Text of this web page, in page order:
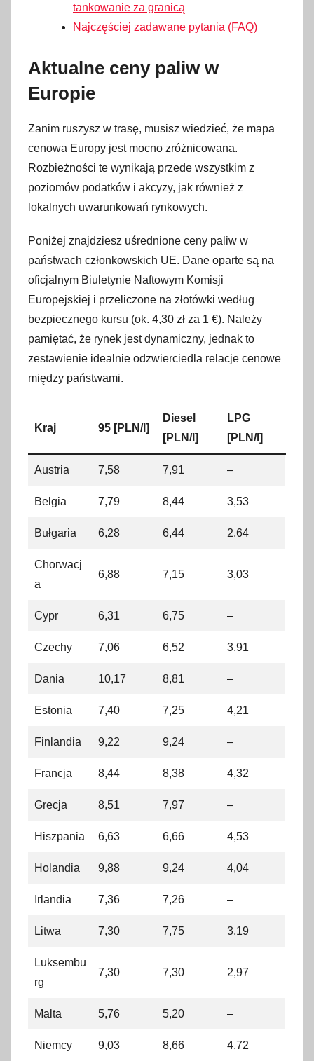
tankowanie za granicą
Najczęściej zadawane pytania (FAQ)
Aktualne ceny paliw w
Europie
Zanim ruszysz w trasę, musisz wiedzieć, że mapa
cenowa Europy jest mocno zróżnicowana.
Rozbieżności te wynikają przede wszystkim z
poziomów podatków i akcyzy, jak również z
lokalnych uwarunkowań rynkowych.
Poniżej znajdziesz uśrednione ceny paliw w
państwach członkowskich UE. Dane oparte są na
oficjalnym Biuletynie Naftowym Komisji
Europejskiej i przeliczone na złotówki według
bezpiecznego kursu (ok. 4,30 zł za 1 €). Należy
pamiętać, że rynek jest dynamiczny, jednak to
zestawienie idealnie odzwierciedla relacje cenowe
między państwami.
Kraj 95 [PLN/l]
Diesel
[PLN/l]
LPG
[PLN/l]
Austria 7,58 7,91 –
Belgia 7,79 8,44 3,53
Bułgaria 6,28 6,44 2,64
Chorwacj
a
6,88 7,15 3,03
Cypr 6,31 6,75 –
Czechy 7,06 6,52 3,91
Dania 10,17 8,81 –
Estonia 7,40 7,25 4,21
Finlandia 9,22 9,24 –
Francja 8,44 8,38 4,32
Grecja 8,51 7,97 –
Hiszpania 6,63 6,66 4,53
Holandia 9,88 9,24 4,04
Irlandia 7,36 7,26 –
Litwa 7,30 7,75 3,19
Luksembu
rg
7,30 7,30 2,97
Malta 5,76 5,20 –
Niemcy 9,03 8,66 4,72